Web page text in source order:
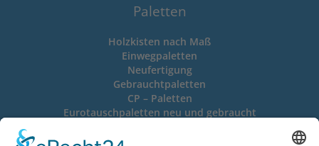
Paletten
Holzkisten nach Maß
Einwegpaletten
Neufertigung
Gebrauchtpaletten
CP – Paletten
Eurotauschpaletten neu und gebraucht